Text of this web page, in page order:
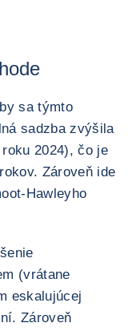
sa týmto
sadzba zvýšila
2024), čo je
Zároveň ide
Hawleyho
(vrátane
eskalujúcej
Zároveň